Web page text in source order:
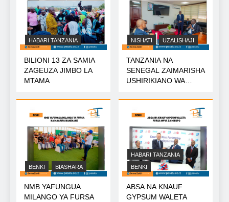
HABARI TANZANIA
BILIONI 13 ZA SAMIA
ZAGEUZA JIMBO LA
MTAMA
NISHATI UZALISHAJI
TANZANIA NA
SENEGAL ZAIMARISHA
USHIRIKIANO WA
BENKI BIASHARA
NMB YAFUNGUA
MILANGO YA FURSA
HABARI TANZANIA
BENKI
ABSA NA KNAUF
GYPSUM WALETA